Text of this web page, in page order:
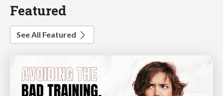
Featured
See All Featured